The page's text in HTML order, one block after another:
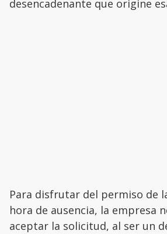
desencadenante que origine
Para disfrutar del permiso de
hora de ausencia, la empresa
aceptar la solicitud, al ser un